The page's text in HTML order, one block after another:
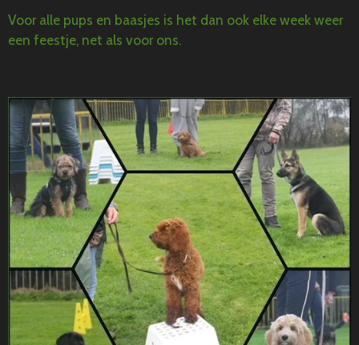
Voor alle pups en baasjes is het dan ook elke week weer
een feestje, net als voor ons.